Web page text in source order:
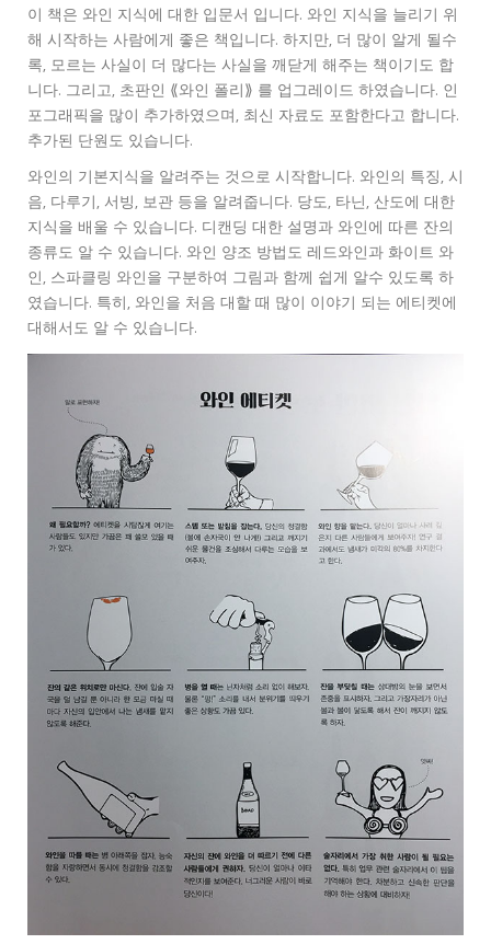
이 책은 와인 지식에 대한 입문서 입니다. 와인 지식을 늘리기 위
해 시작하는 사람에게 좋은 책입니다. 하지만, 더 많이 알게 될수
록, 모르는 사실이 더 많다는 사실을 깨닫게 해주는 책이기도 합
니다. 그리고, 초판인 ⟪와인 폴리⟫ 를 업그레이드 하였습니다. 인
포그래픽을 많이 추가하였으며, 최신 자료도 포함한다고 합니다.
추가된 단원도 있습니다.
와인의 기본지식을 알려주는 것으로 시작합니다. 와인의 특징, 시
음, 다루기, 서빙, 보관 등을 알려줍니다. 당도, 타닌, 산도에 대한
지식을 배울 수 있습니다. 디캔딩 대한 설명과 와인에 따른 잔의
종류도 알 수 있습니다. 와인 양조 방법도 레드와인과 화이트 와
인, 스파클링 와인을 구분하여 그림과 함께 쉽게 알수 있도록 하
였습니다. 특히, 와인을 처음 대할 때 많이 이야기 되는 에티켓에
대해서도 알 수 있습니다.